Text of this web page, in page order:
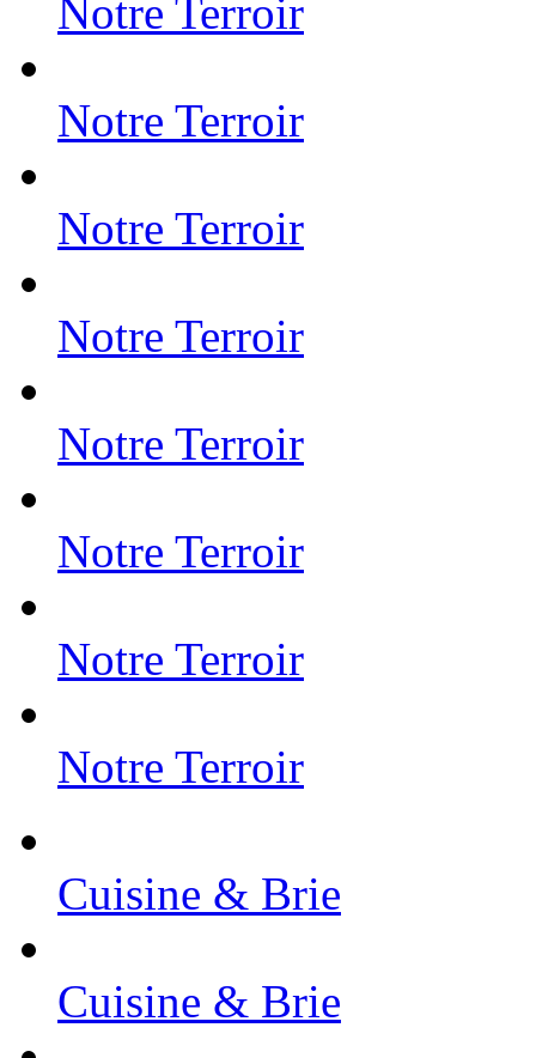
Notre Terroir
Notre Terroir
Notre Terroir
Notre Terroir
Notre Terroir
Notre Terroir
Notre Terroir
Notre Terroir
Cuisine & Brie
Cuisine & Brie